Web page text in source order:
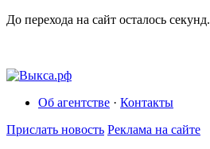
До перехода на сайт осталось секунд.
Об агентстве · Контакты
Прислать новость Реклама на сайте